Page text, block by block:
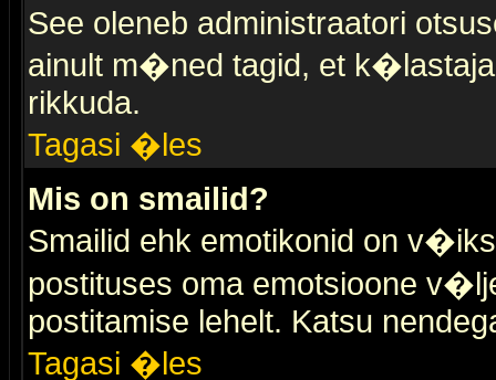
See oleneb administraatori
ainult m�ned tagid, et
rikkuda.
Tagasi �les
Mis on smailid?
Smailid ehk emotikonid on
postituses oma emotsioone
postitamise lehelt. Katsu
Tagasi �les